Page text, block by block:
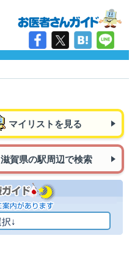
マイリストを見る
滋賀県の駅周辺で検索